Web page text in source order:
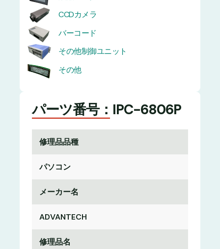
CCDカメラ
バーコード
その他制御ユニット
その他
パーツ番号：IPC-6806P
修理品品種
パソコン
メーカー名
ADVANTECH
修理品名